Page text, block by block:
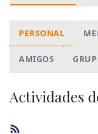
PERSONAL
AMIGOS
Actividades